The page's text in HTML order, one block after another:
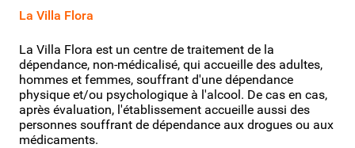
La Villa Flora
La Villa Flora est un centre de traitement de la
dépendance, non-médicalisé, qui accueille des adultes,
hommes et femmes, souffrant d'une dépendance
physique et/ou psychologique à l'alcool. De cas en cas,
après évaluation, l'établissement accueille aussi des
personnes souffrant de dépendance aux drogues ou aux
médicaments.